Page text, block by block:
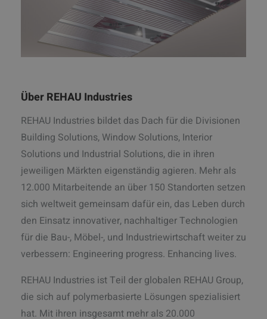
Über REHAU Industries
REHAU Industries bildet das Dach für die Divisionen
Building Solutions, Window Solutions, Interior
Solutions und Industrial Solutions, die in ihren
jeweiligen Märkten eigenständig agieren. Mehr als
12.000 Mitarbeitende an über 150 Standorten setzen
sich weltweit gemeinsam dafür ein, das Leben durch
den Einsatz innovativer, nachhaltiger Technologien
für die Bau-, Möbel-, und Industriewirtschaft weiter zu
verbessern: Engineering progress. Enhancing lives.
REHAU Industries ist Teil der globalen REHAU Group,
die sich auf polymerbasierte Lösungen spezialisiert
hat. Mit ihren insgesamt mehr als 20.000